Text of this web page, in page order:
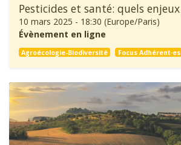
10 mars 2025 - 18:30 (Europe/Paris)
Évènement en ligne
Agroécologie-Biodiversité Focus Adhérent·es